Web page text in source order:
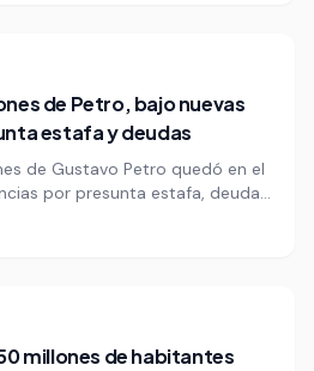
de Petro, bajo nuevas
estafa y deudas
de Gustavo Petro quedó en el
por presunta estafa, deudas
en México y Colombia. Una
documentos y chats de
millones de habitantes